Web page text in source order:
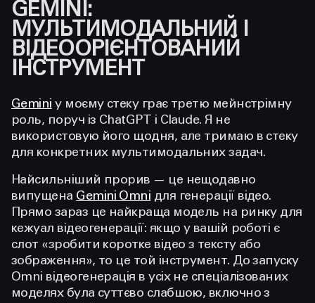
GEMINI:
МУЛЬТИМОДАЛЬНИЙ І
ВІДЕООРІЄНТОВАНИЙ
ІНСТРУМЕНТ
Gemini у моєму стеку грає третю мейнстрімну
роль, поруч із ChatGPT і Claude. Я не
використовую його щодня, але тримаю в стеку
для конкретних мультимодальних задач.
Найсильніший прорив — це нещодавно
випущена Gemini Omni для генерації відео.
Прямо зараз це найкраща модель на ринку для
кежуал відеогенерації: якщо у вашій роботі є
слот «зробити коротке відео з тексту або
зображення», то це той інструмент. До запуску
Omni відеогенерація в усіх не спеціалізованих
моделях була суттєво слабшою, включно з